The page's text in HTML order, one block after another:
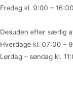
Fredag kl. 9:00 – 16:00
Desuden efter særlig
Hverdage kl. 07:00 –
Lørdag – søndag kl.